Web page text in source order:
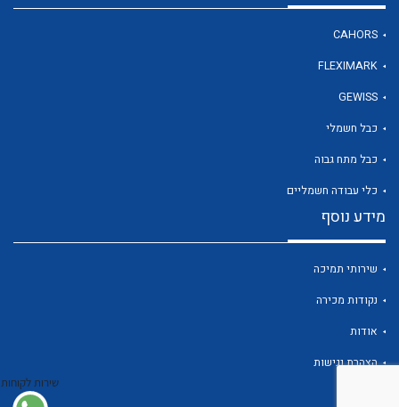
שירות לקוחות
לכל מוצרי היצרן
CAHORS
FLEXIMARK
GEWISS
כבל חשמלי
כבל מתח גבוה
כלי עבודה חשמליים
מידע נוסף
שירותי תמיכה
נקודות מכירה
אודות
הצהרת נגישות